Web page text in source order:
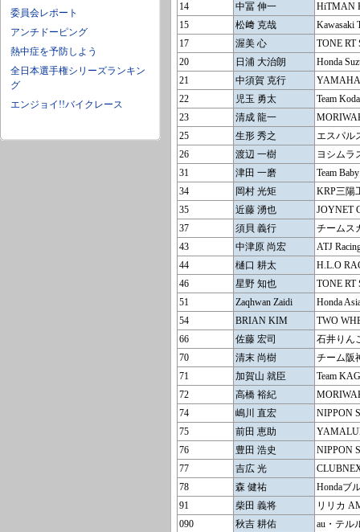
委員会レポート
アンチドーピング
熱中症を予防しよう
全日本選手権シリーズランキン
グ
エンジョイ!!バイクレース
14
中冨 伸一
HiTMAN
15
松﨑 克哉
Kawasaki
17
渥美 心
TONE RT
20
日浦 大治朗
Honda
21
中須賀 克行
YAMAHA
22
児玉 勇太
Team
23
清成 龍一
25
生形 秀之
エスパル
26
渡辺 一樹
ヨシムラ
31
津田 一磨
Team
34
岡村 光矩
KRP三陽
35
近藤 湧也
JOYNET
37
須貝 義行
チームス
43
中津原 尚宏
ATJ
44
樋口 耕太
H.L.O
46
星野 知也
TONE
51
Zaqhwan Zaidi
Honda
54
BRIAN KIM
TWO
66
佐藤 宏司
石井りん
70
清末 尚樹
チーム阪
71
加賀山 就臣
Team
72
高橋 裕紀
74
嶋川 直宏
NIPPON
75
前田 恵助
76
豊田 浩史
NIPPON
77
吉広 光
78
森 健祐
Hondaブ
91
柴田 義将
リリカ
090
秋吉 耕佑
au・テル